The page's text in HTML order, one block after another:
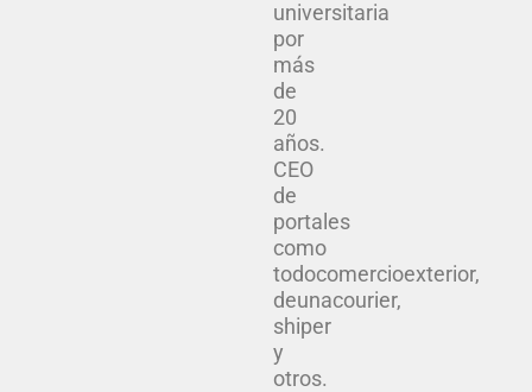
universitaria
por
más
de
20
años.
CEO
de
portales
como
todocomercioexterior,
deunacourier,
shiper
y
otros.